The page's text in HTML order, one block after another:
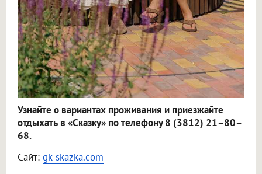
Узнайте о вариантах проживания и приезжайте
отдыхать в «Сказку» по телефону 8 (3812) 21–80–
68.
Сайт: gk-skazka.com